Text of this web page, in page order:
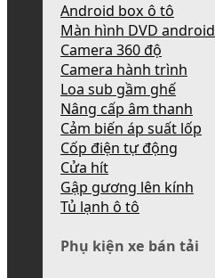
Android box ô tô
Màn hình DVD android
Camera 360 độ
Camera hành trình
Loa sub gầm ghế
Nâng cấp âm thanh
Cảm biến áp suất lốp
Cốp điện tự động
Cửa hít
Gập gương lên kính
Tủ lạnh ô tô
Phụ kiện xe bán tải